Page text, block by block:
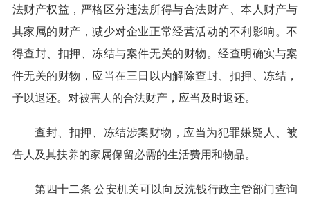
法财产权益，严格区分违法所得与合法财产、本人财产与
其家属的财产，减少对企业正常经营活动的不利影响。不
得查封、扣押、冻结与案件无关的财物。经查明确实与案
件无关的财物，应当在三日以内解除查封、扣押、冻结，
予以退还。对被害人的合法财产，应当及时返还。
查封、扣押、冻结涉案财物，应当为犯罪嫌疑人、被
告人及其扶养的家属保留必需的生活费用和物品。
第四十二条 公安机关可以向反洗钱行政主管部门查询